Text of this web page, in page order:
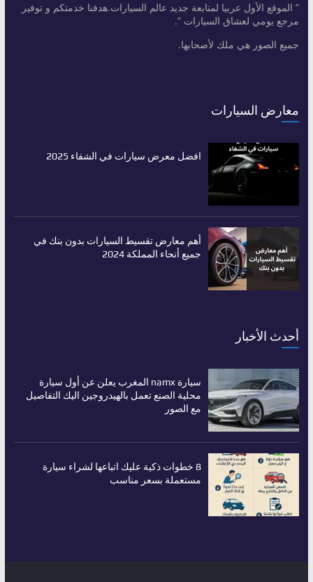
” الموقع الأول عربيا لمتابعة جديد عالم السيارات.هدفنا خدمتكم و توفير
مرجع يومي لعشاق السيارات “.
جميع الصور هي ملك لأصحابها.
معارض السيارات
افضل معرض سيارات في الشفاء 2025
أهم معارض تقسيط السيارات بدون بنك في
جميع أنحاء المملكة 2024
أحدث الأخبار
سيارة namx المغرب يعلن عن أول سيارة
محلية الصنع تعمل بالهيدروجين اليك التفاصيل
مع الصور
8 خطوات ذكية عليك اتباعها لشراء سيارة
مستعملة بسعر مناسب